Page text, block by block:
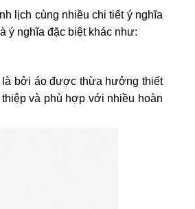
lịch cùng nhiều chi tiết ý nghĩa
ý nghĩa đặc biệt khác như:
là bởi áo được thừa hưởng thiết
và phù hợp với nhiều hoàn